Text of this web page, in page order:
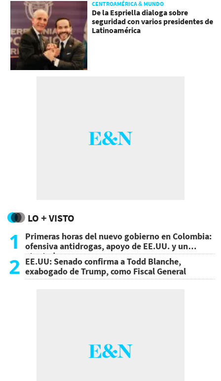
CENTROAMÉRICA & MUNDO
De la Espriella dialoga sobre
seguridad con varios presidentes de
Latinoamérica
LO + VISTO
1
Primeras horas del nuevo gobierno en Colombia:
ofensiva antidrogas, apoyo de EE.UU. y un
atentado
2 EE.UU: Senado confirma a Todd Blanche,
exabogado de Trump, como Fiscal General